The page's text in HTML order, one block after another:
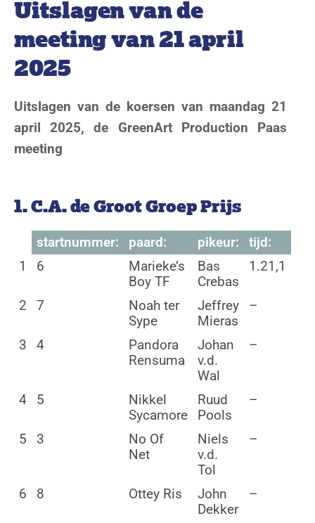
Uitslagen van de
meeting van 21 april
2025
Uitslagen van de koersen van maandag 21
april 2025, de GreenArt Production Paas
meeting
1. C.A. de Groot Groep Prijs
startnummer: paard: pikeur:
tijd:
1
6
Marieke’s
Boy TF
Bas
Crebas
1.21,1
2 7
Noah ter
Sype
Jeffrey
Mieras
–
3 4
Pandora
Rensuma
Johan
v.d.
Wal
–
4 5
Nikkel
Sycamore
Ruud
Pools
–
5 3
No Of
Net
Niels
v.d.
Tol
–
6 8 Ottey Ris
John
Dekker
–